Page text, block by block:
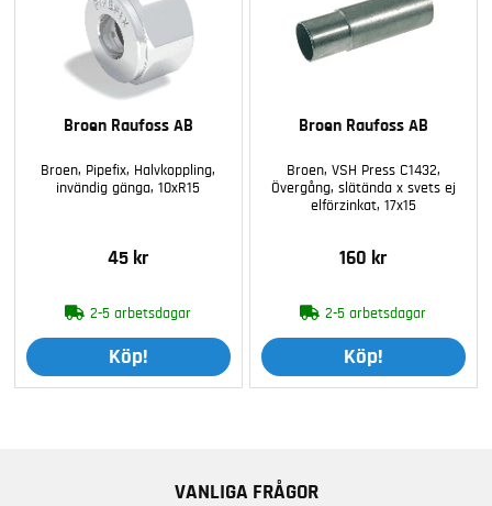
Broen Raufoss AB
Broen, Pipefix, Halvkoppling,
invändig gänga, 10xR15
45 kr
2-5 arbetsdagar
Köp!
Broen Raufoss AB
Broen, VSH Press C1432,
Övergång, slätända x svets ej
elförzinkat, 17x15
160 kr
2-5 arbetsdagar
Köp!
VANLIGA FRÅGOR